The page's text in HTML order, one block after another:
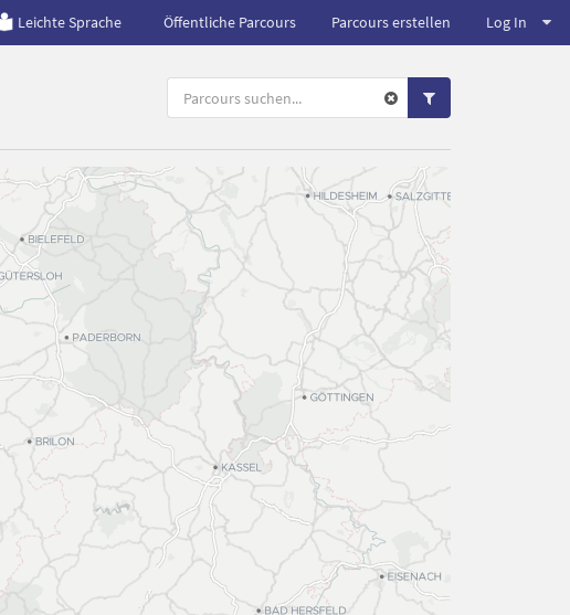
Leichte Sprache Öffentliche Parcours Parcours erstellen Log In